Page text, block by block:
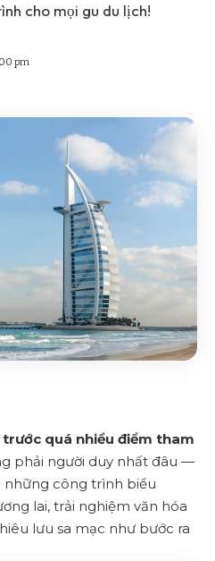
cho mọi gu du lịch!
pm
quá nhiều điểm tham
phải người duy nhất đâu —
công trình biểu
lai, trải nghiệm văn hóa
lưu sa mạc như bước ra